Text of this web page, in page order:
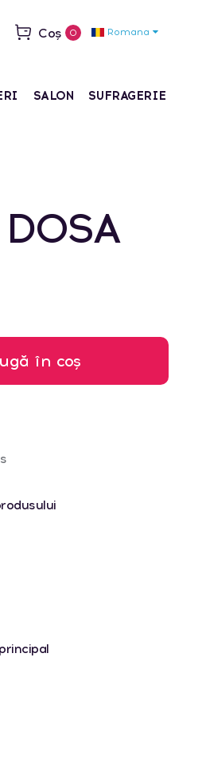
Coș 0 Romana
SALON SUFRAGERIE
în coș